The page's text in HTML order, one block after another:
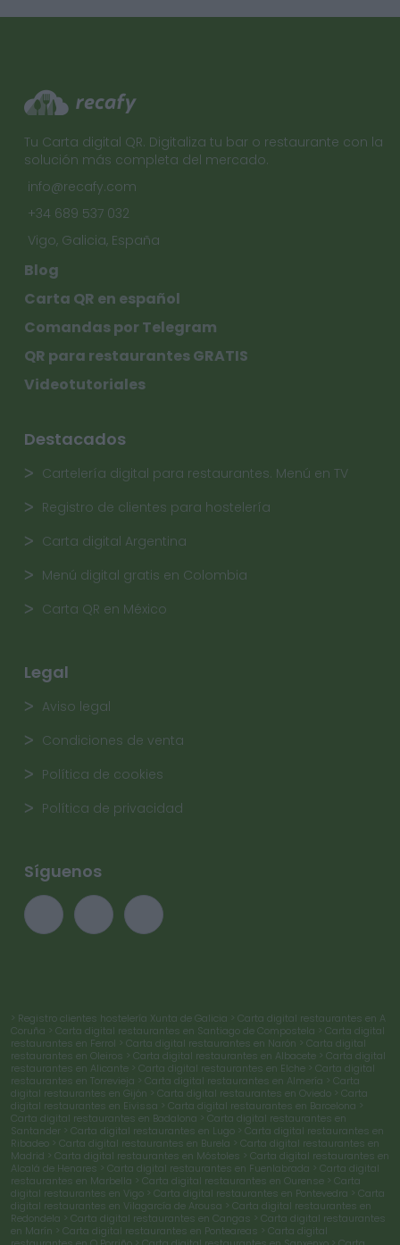
Tu Carta digital QR. Digitaliza tu bar o restaurante con la
solución más completa del mercado.
info@recafy.com
+34 689 537 032
Vigo, Galicia, España
Blog
Carta QR en español
Comandas por Telegram
QR para restaurantes GRATIS
Videotutoriales
Destacados
Cartelería digital para restaurantes. Menú en TV
Registro de clientes para hostelería
Carta digital Argentina
Menú digital gratis en Colombia
Carta QR en México
Legal
Aviso legal
Condiciones de venta
Política de cookies
Política de privacidad
Síguenos
> Registro clientes hostelería Xunta de Galicia > Carta digital restaurantes en A
Coruña > Carta digital restaurantes en Santiago de Compostela > Carta digital
restaurantes en Ferrol > Carta digital restaurantes en Narón > Carta digital
restaurantes en Oleiros > Carta digital restaurantes en Albacete > Carta digital
restaurantes en Alicante > Carta digital restaurantes en Elche > Carta digital
restaurantes en Torrevieja > Carta digital restaurantes en Almería > Carta
digital restaurantes en Gijón > Carta digital restaurantes en Oviedo > Carta
digital restaurantes en Eivissa > Carta digital restaurantes en Barcelona >
Carta digital restaurantes en Badalona > Carta digital restaurantes en
Santander > Carta digital restaurantes en Lugo > Carta digital restaurantes en
Ribadeo > Carta digital restaurantes en Burela > Carta digital restaurantes en
Madrid > Carta digital restaurantes en Móstoles > Carta digital restaurantes en
Alcalá de Henares > Carta digital restaurantes en Fuenlabrada > Carta digital
restaurantes en Marbella > Carta digital restaurantes en Ourense > Carta
digital restaurantes en Vigo > Carta digital restaurantes en Pontevedra > Carta
digital restaurantes en Vilagarcía de Arousa > Carta digital restaurantes en
Redondela > Carta digital restaurantes en Cangas > Carta digital restaurantes
en Marín > Carta digital restaurantes en Ponteareas > Carta digital